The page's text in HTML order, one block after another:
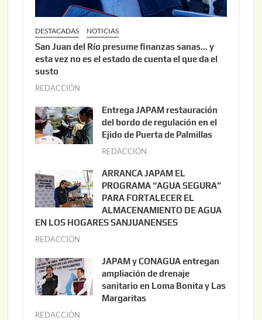
DESTACADAS NOTICIAS
San Juan del Río presume finanzas sanas… y
esta vez no es el estado de cuenta el que da el
susto
REDACCIÓN
o
s
t
3
,
2
0
Entrega JAPAM restauración
del bordo de regulación en el
Ejido de Puerta de Palmillas
REDACCIÓN
i
o
2
2
0
ARRANCA JAPAM EL
PROGRAMA “AGUA SEGURA”
PARA FORTALECER EL
ALMACENAMIENTO DE AGUA
EN LOS HOGARES SANJUANENSES
REDACCIÓN
l
i
o
JAPAM y CONAGUA entregan
ampliación de drenaje
sanitario en Loma Bonita y Las
Margaritas
REDACCIÓN